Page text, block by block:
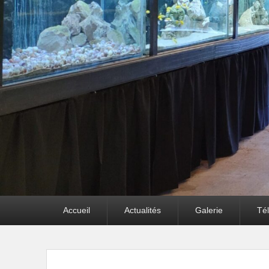
Accueil Actualités Galerie